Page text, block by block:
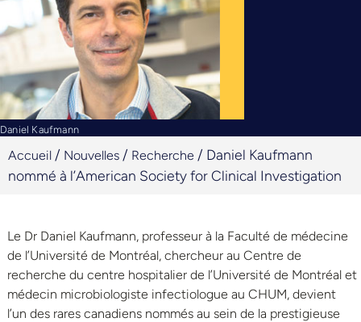
Daniel Kaufmann
Accueil / Nouvelles / Recherche / Daniel Kaufmann
nommé à l’American Society for Clinical Investigation
Le Dr Daniel Kaufmann, professeur à la Faculté de médecine
de l’Université de Montréal, chercheur au Centre de
recherche du centre hospitalier de l’Université de Montréal et
médecin microbiologiste infectiologue au CHUM, devient
l’un des rares canadiens nommés au sein de la prestigieuse